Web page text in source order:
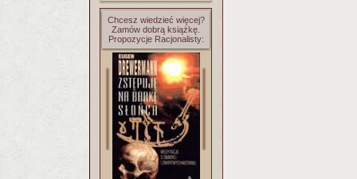
Chcesz wiedzieć więcej?
Zamów dobrą książkę.
Propozycje Racjonalisty: